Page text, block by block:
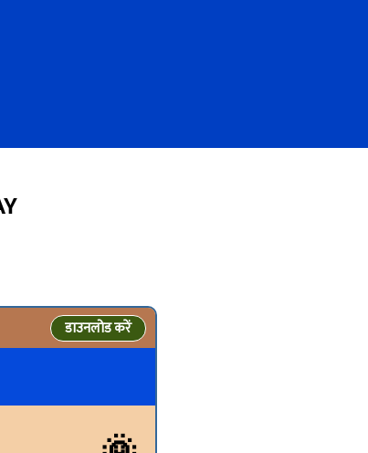
डाउनलोड करें